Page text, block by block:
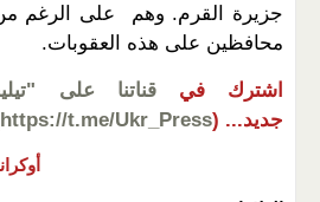
جزيرة القرم. وهم على الرغم
محافظين على هذه العقوبات.
اشترك في قناتنا على
جديد... (
https://t.me/Ukr_Press